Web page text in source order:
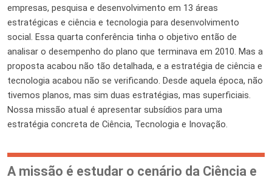
empresas, pesquisa e desenvolvimento em 13 áreas
estratégicas e ciência e tecnologia para desenvolvimento
social. Essa quarta conferência tinha o objetivo então de
analisar o desempenho do plano que terminava em 2010. Mas a
proposta acabou não tão detalhada, e a estratégia de ciência e
tecnologia acabou não se verificando. Desde aquela época, não
tivemos planos, mas sim duas estratégias, mas superficiais.
Nossa missão atual é apresentar subsídios para uma
estratégia concreta de Ciência, Tecnologia e Inovação.
A missão é estudar o cenário da Ciência e